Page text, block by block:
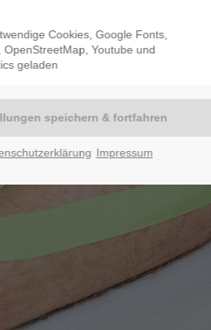
Cookies, Google Fonts,
OpenStreetMap, Youtube und
geladen
Impressum